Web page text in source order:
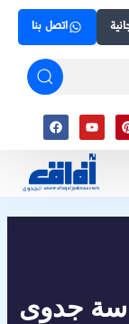
content
اتصل بنا
جدوى